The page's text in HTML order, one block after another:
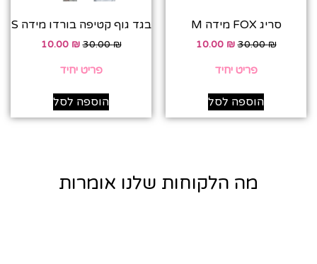
סריג FOX מידה M
30.00₪
10.00 ₪
פריט יחיד
הוספה לסל
בגד גוף קטיפה בורדו מידה S
30.00₪
10.00 ₪
פריט יחיד
הוספה לסל
מה הלקוחות שלנו אומרות